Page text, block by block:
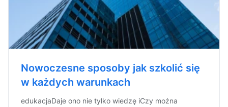
Nowoczesne sposoby jak szkolić się
w każdych warunkach
edukacjaDaje ono nie tylko wiedzę iCzy można